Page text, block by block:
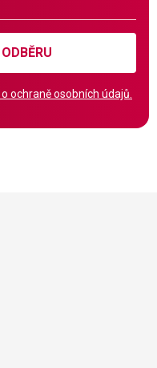
ochraně osobních údajů.